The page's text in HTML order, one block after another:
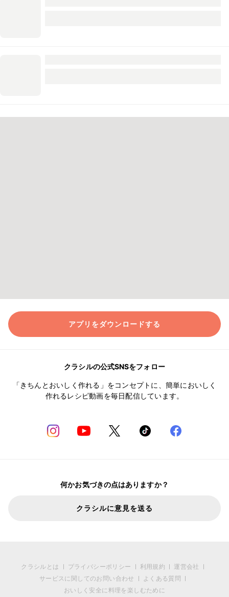
アプリをダウンロードする
クラシルの公式SNSをフォロー
「きちんとおいしく作れる」をコンセプトに、簡単においしく
作れるレシピ動画を毎日配信しています。
何かお気づきの点はありますか？
クラシルに意見を送る
クラシルとは プライバシーポリシー 利用規約
運営会社
サービスに関してのお問い合わせ
よくある質問
おいしく安全に料理を楽しむために